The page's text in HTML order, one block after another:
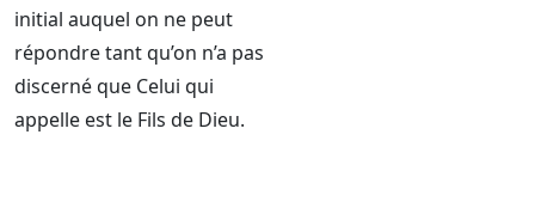
initial auquel on ne peut
répondre tant qu’on n’a pas
discerné que Celui qui
appelle est le Fils de Dieu.